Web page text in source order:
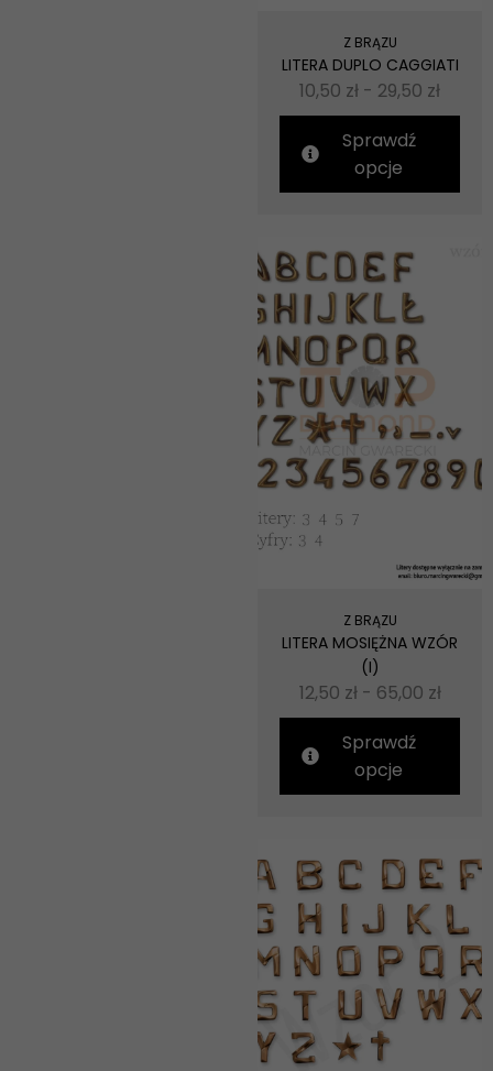
Z BRĄZU
LITERA DUPLO CAGGIATI
10,50 zł - 29,50 zł
Sprawdź
opcje
Z BRĄZU
LITERA MOSIĘŻNA WZÓR
(I)
12,50 zł - 65,00 zł
Sprawdź
opcje